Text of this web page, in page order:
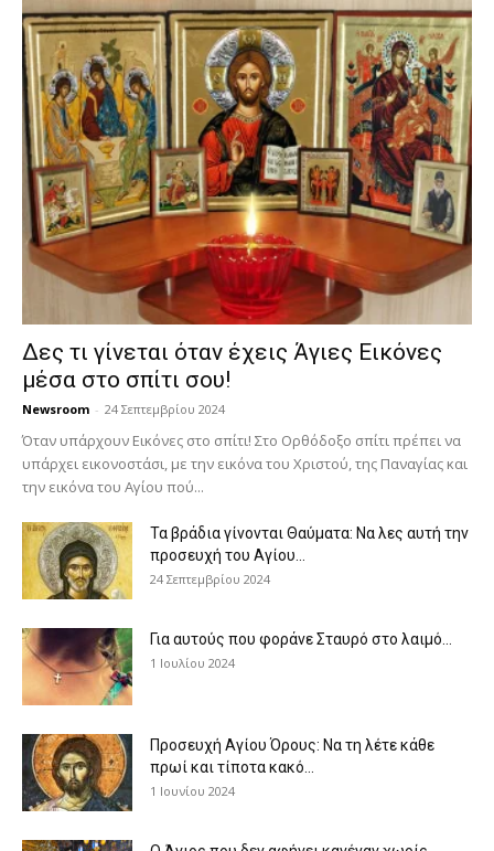
Δες τι γίνεται όταν έχεις Άγιες Εικόνες
μέσα στο σπίτι σου!
Newsroom - 24 Σεπτεμβρίου 2024
Όταν υπάρχουν Εικόνες στο σπίτι! Στο Ορθόδοξο σπίτι πρέπει να
υπάρχει εικονοστάσι, με την εικόνα του Χριστού, της Παν­αγίας και
την εικόνα του Αγίου πού...
Τα βράδια γίνονται Θαύματα: Να λες αυτή την
προσευχή του Αγίου...
24 Σεπτεμβρίου 2024
Για αυτούς που φοράνε Σταυρό στο λαιμό…
1 Ιουλίου 2024
Προσευχή Αγίου Όρους: Να τη λέτε κάθε
πρωί και τίποτα κακό...
1 Ιουνίου 2024